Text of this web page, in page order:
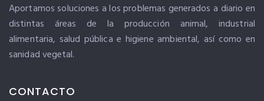
Aportamos soluciones a los problemas generados a diario en
distintas áreas de la producción animal, industrial
alimentaria, salud pública e higiene ambiental, así como en
sanidad vegetal.
CONTACTO